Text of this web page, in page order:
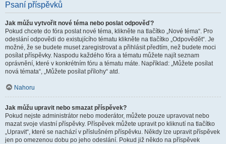
Psaní příspěvků
Jak můžu vytvořit nové téma nebo poslat odpověď?
Pokud chcete do fóra poslat nové téma, klikněte na tlačítko „Nové téma“. Pro
odeslání odpovědi do existujícího tématu klikněte na tlačítko „Odpovědět“. Je
možné, že se budete muset zaregistrovat a přihlásit předtím, než budete moci
posílat příspěvky. Naspodu každého fóra a tématu můžete najít seznam
oprávnění, které v konkrétním fóru a tématu máte. Například: „Můžete posílat
nová témata“, „Můžete posílat přílohy“ atd.
Nahoru
Jak můžu upravit nebo smazat příspěvek?
Pokud nejste administrátor nebo moderátor, můžete pouze upravovat nebo
mazat svoje vlastní příspěvky. Příspěvek můžete upravit po kliknutí na tlačítko
„Upravit“, které se nachází v příslušném příspěvku. Někdy lze upravit příspěvek
jen po omezenou dobu po jeho odeslání. Pokud již někdo na příspěvek